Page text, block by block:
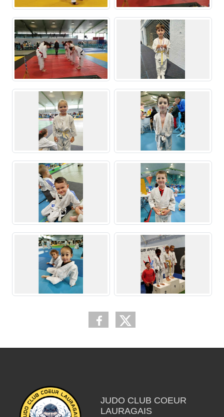
JUDO CLUB COEUR
LAURAGAIS